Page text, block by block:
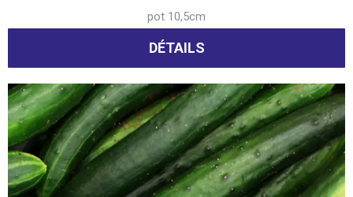
pot 10,5cm
DÉTAILS